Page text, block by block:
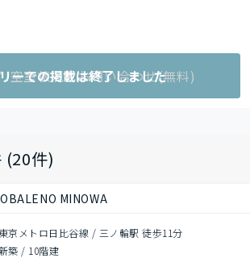
!空室状況をお問い合わせ(無料)
ーでの掲載は終了しました
(20件)
MINOWA
東京メトロ日比谷線 / 三ノ輪駅 徒歩11分
築 / 10階建